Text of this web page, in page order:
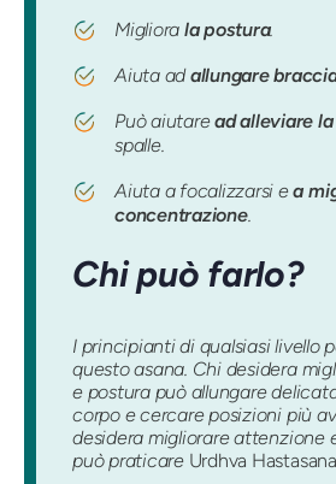
Migliora la postura.
Aiuta adallungare
Può aiutaread alleviare
spalle.
Aiuta a focalizzarsi ea
concentrazione.
Chi può farlo?
I principianti di qualsiasi livello
questo asana. Chi desidera
e postura può allungare
corpo e cercare posizioni più
desidera migliorare attenzione
può praticare Urdhva Hastasana